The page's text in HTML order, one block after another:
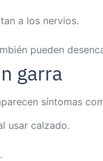
a los nervios.
pueden
garra
síntomas
usar calzado.